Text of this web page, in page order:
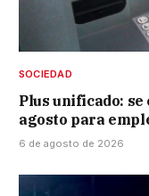
SOCIEDAD
Plus unificado:
agosto para
6 de agosto de 2026